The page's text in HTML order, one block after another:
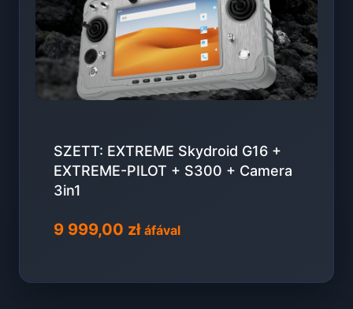
SZETT: EXTREME Skydroid G16 +
EXTREME-PILOT + S300 + Camera
3in1
9 999,00 zł áfával